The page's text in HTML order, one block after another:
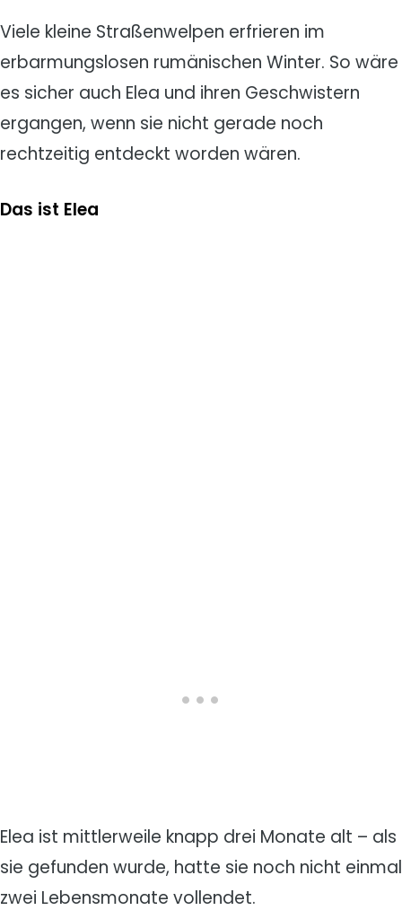
Viele kleine Straßenwelpen erfrieren im
erbarmungslosen rumänischen Winter. So wäre
es sicher auch Elea und ihren Geschwistern
ergangen, wenn sie nicht gerade noch
rechtzeitig entdeckt worden wären.
Das ist Elea
Elea ist mittlerweile knapp drei Monate alt – als
sie gefunden wurde, hatte sie noch nicht einmal
zwei Lebensmonate vollendet.